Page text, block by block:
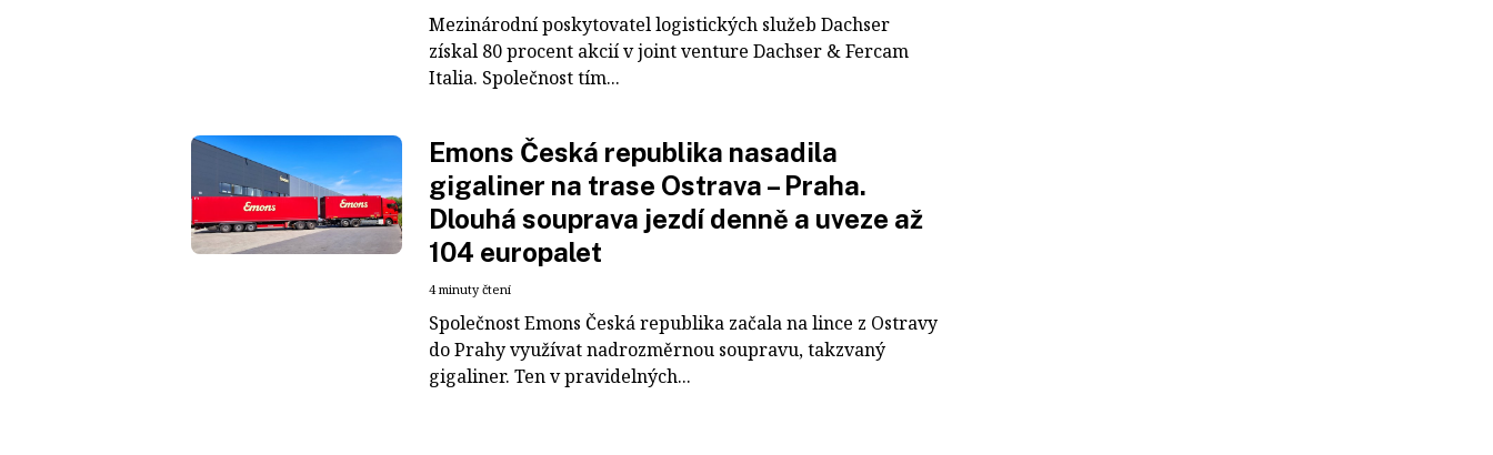
Mezinárodní poskytovatel logistických služeb Dachser
získal 80 procent akcií v joint venture Dachser & Fercam
Italia. Společnost tím...
Emons Česká republika nasadila
gigaliner na trase Ostrava – Praha.
Dlouhá souprava jezdí denně a uveze až
104 europalet
4 minuty čtení
Společnost Emons Česká republika začala na lince z Ostravy
do Prahy využívat nadrozměrnou soupravu, takzvaný
gigaliner. Ten v pravidelných...